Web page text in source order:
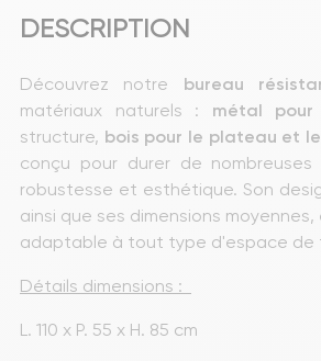
DESCRIPTION
Découvrez notre bureau
matériaux naturels : métal
structure, bois pour le plateau et le
conçu pour durer de nombreuses
robustesse et esthétique. Son
ainsi que ses dimensions
adaptable à tout type d'espace de
Détails dimensions :
L. 110 x P. 55 x H. 85 cm